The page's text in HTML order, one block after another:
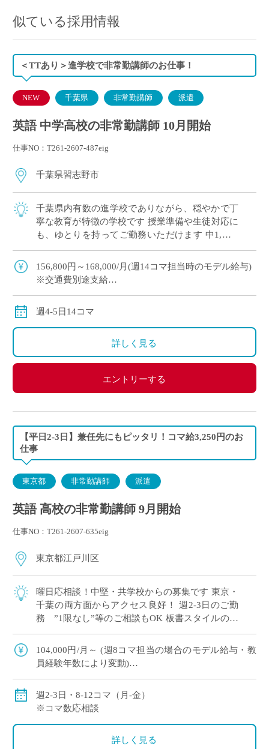
似ている採用情報
＜TTあり＞進学校で非常勤講師のお仕事！
NEW 千葉県 非常勤講師 派遣
英語 中学高校の非常勤講師 10月開始
仕事NO：T261-2607-487eig
千葉県習志野市
千葉県内有数の進学校でありながら、穏やかで丁
寧な教育が特徴の学校です 授業準備や生徒対応に
も、ゆとりを持ってご勤務いただけます 中1,高1,
高3のご担当（3学期/高3：授業なし）
156,800円～168,000/月(週14コマ担当時のモデル給与)
※交通費別途支給
※12月や年明けも月額固定で安定収入
週4-5日14コマ
詳しく見る
エントリーする
【平日2-3日】兼任先にもピッタリ！コマ給3,250円のお
仕事
東京都 非常勤講師 派遣
英語 高校の非常勤講師 9月開始
仕事NO：T261-2607-635eig
東京都江戸川区
曜日応相談！中堅・共学校からの募集です 東京・
千葉の両方面からアクセス良好！ 週2-3日のご勤
務 ”1限なし”等のご相談もOK 板書スタイルの授
業でOK！ICTスキルは問いません 基礎レベルから
丁 […]
104,000円/月～ (週8コマ担当の場合のモデル給与・教
員経験年数により変動)
156,000円/月～ (週12コマ担当の場合のモデル給与・教
員経験年数により変動)
週2-3日・8-12コマ（月-金）
※コマ数応相談
詳しく見る